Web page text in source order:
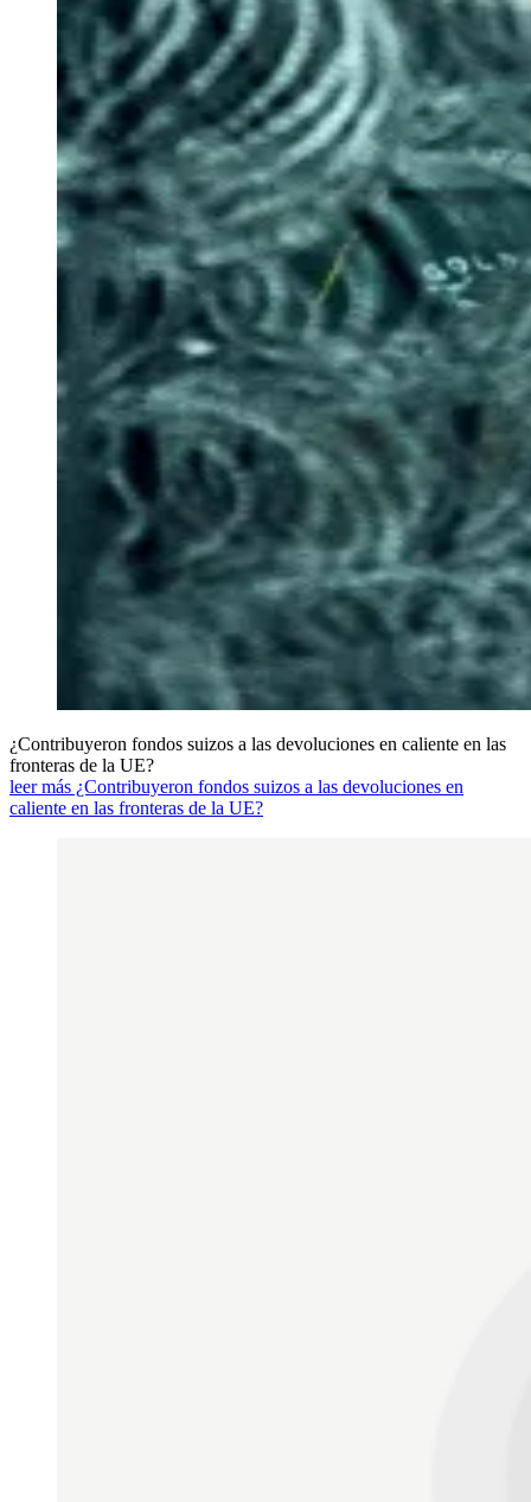
¿Contribuyeron fondos suizos a las devoluciones en caliente en las
fronteras de la UE?
leer más ¿Contribuyeron fondos suizos a las devoluciones en
caliente en las fronteras de la UE?